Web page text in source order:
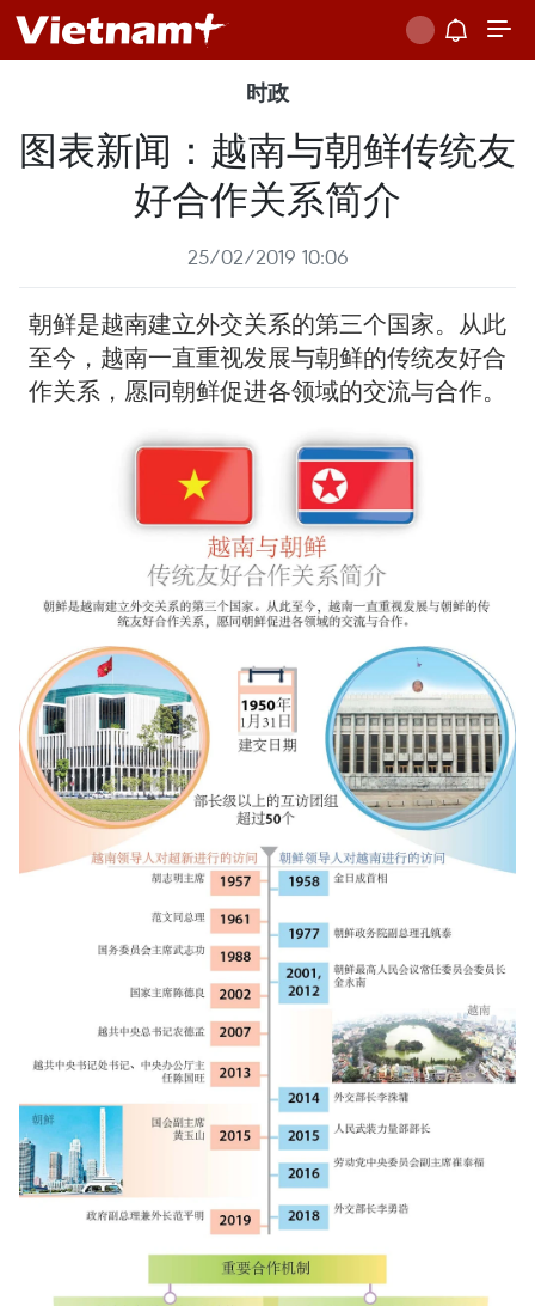
时政
图表新闻：越南与朝鲜传统友
好合作关系简介
25/02/2019 10:06
朝鲜是越南建立外交关系的第三个国家。从此
至今，越南一直重视发展与朝鲜的传统友好合
作关系，愿同朝鲜促进各领域的交流与合作。